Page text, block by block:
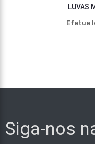
LUVAS
Efetue
Siga-nos